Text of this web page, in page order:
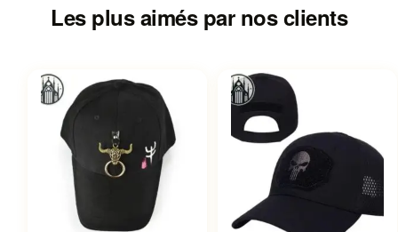
Les plus aimés par nos clients